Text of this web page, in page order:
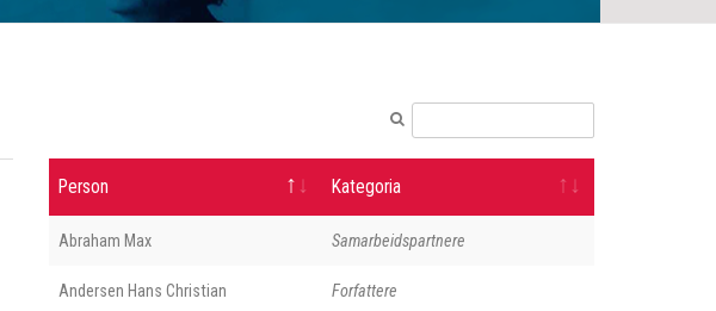
Person Kategoria
Abraham Max Samarbeidspartnere
Andersen Hans Christian Forfattere